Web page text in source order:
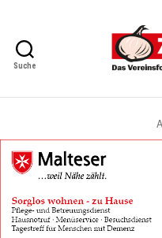
Suche